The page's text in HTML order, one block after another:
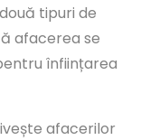
tipuri de
afacerea se
înființarea
afacerilor